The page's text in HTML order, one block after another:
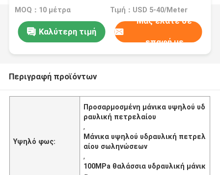
MOQ：10 μέτρα Τιμή：USD 5-40/Meter
Καλύτερη τιμή
Μας ελάτε σε
επαφή με
Περιγραφή προϊόντων
Υψηλό φως:
Προσαρμοσμένη μάνικα υψηλού υδ
ραυλική πετρελαίου
,
Μάνικα υψηλού υδραυλική πετρελ
αίου σωληνώσεων
,
100MPa θαλάσσια υδραυλική μάνικ